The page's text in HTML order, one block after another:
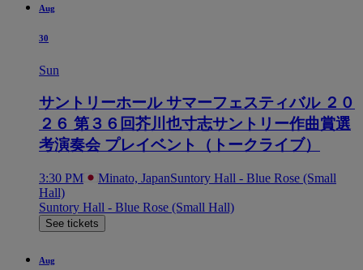
Aug
30
Sun
サントリーホール サマーフェスティバル ２０
２６ 第３６回芥川也寸志サントリー作曲賞選
考演奏会 プレイベント（トークライブ）
3:30 PM Minato, JapanSuntory Hall - Blue Rose (Small
Hall)
Suntory Hall - Blue Rose (Small Hall)
See tickets
Aug